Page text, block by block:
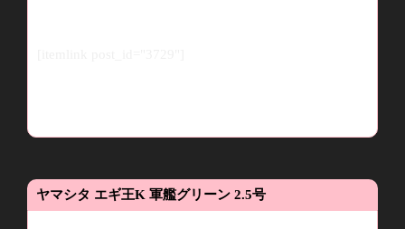
ヤマシタ エギ王K 軍艦グリーン 2.5号